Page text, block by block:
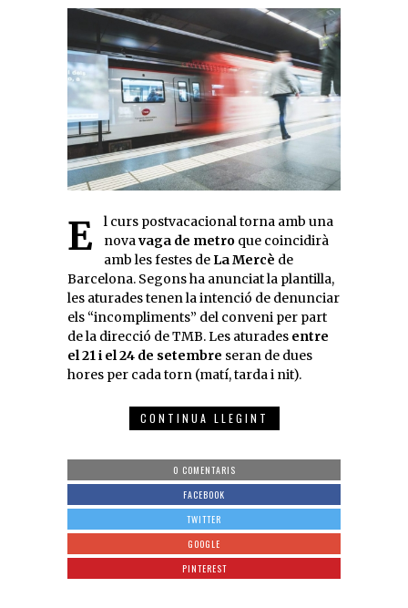
El curs postvacacional torna amb una nova vaga de metro que coincidirà
amb les festes de La Mercè de
Barcelona. Segons ha anunciat la plantilla,
les aturades tenen la intenció de denunciar
els “incompliments” del conveni per part
de la direcció de TMB. Les aturades entre
el 21 i el 24 de setembre seran de dues
hores per cada torn (matí, tarda i nit).
CONTINUA LLEGINT
0 COMENTARIS
FACEBOOK
TWITTER
GOOGLE
PINTEREST